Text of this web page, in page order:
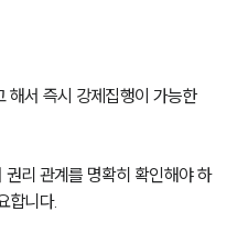
해서 즉시 강제집행이 가능한
리 관계를 명확히 확인해야 하
합니다.